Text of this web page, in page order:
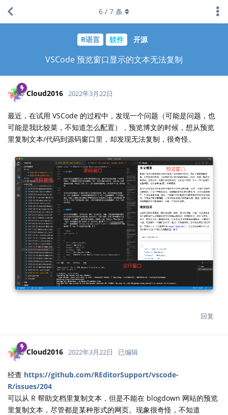
R语言 软件 开源
VSCode 预览窗口显示的文本无法复制
6 / 7 条
Cloud2016 2022年3月22日
最近，在试用 VSCode 的过程中，发现一个问题（可能是问题，也
可能是我比较菜，不知道怎么配置），预览博文的时候，想从预览
里复制文本/代码到源码窗口里，却发现无法复制，很奇怪。
回复
Cloud2016 2022年3月22日 已编辑
经查 https://github.com/REditorSupport/vscode-
R/issues/204
可以从 R 帮助文档里复制文本，但是不能在 blogdown 网站的预览
里复制文本，尽管都是某种形式的网页。现象很奇怪，不知道